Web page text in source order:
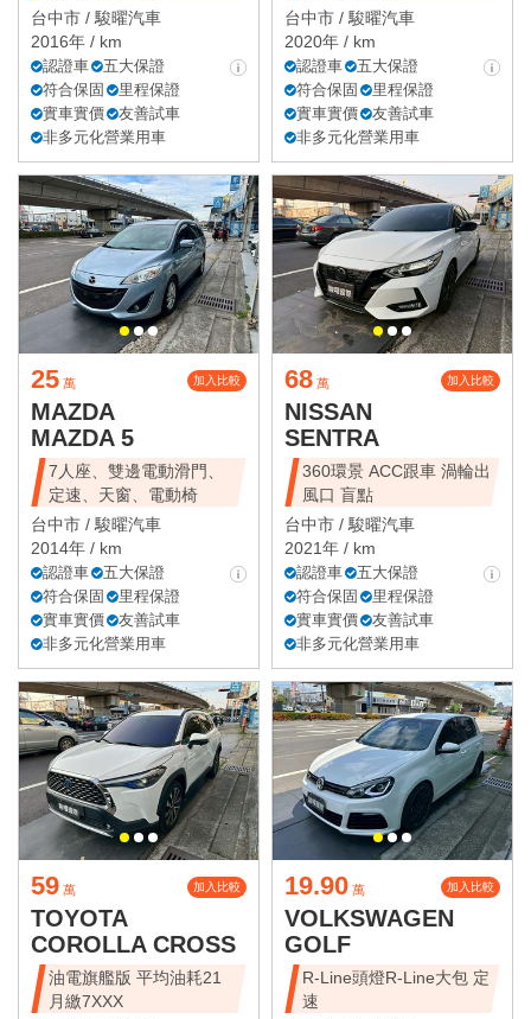
台中市 /駿曜汽車
2016年 / km
認證車
五大保證
符合保固
里程保證
實車實價
友善試車
非多元化營業用車
台中市 /駿曜汽車
2020年 / km
認證車
五大保證
符合保固
里程保證
實車實價
友善試車
非多元化營業用車
25 萬 加入比較
MAZDA
MAZDA 5
7人座、雙邊電動滑門、
定速、天窗、電動椅
台中市 /駿曜汽車
2014年 / km
認證車
五大保證
符合保固
里程保證
實車實價
友善試車
非多元化營業用車
68 萬 加入比較
NISSAN
SENTRA
360環景 ACC跟車 渦輪出
風口 盲點
台中市 /駿曜汽車
2021年 / km
認證車
五大保證
符合保固
里程保證
實車實價
友善試車
非多元化營業用車
59 萬 加入比較
TOYOTA
COROLLA CROSS
油電旗艦版 平均油耗21
月繳7XXX
19.90 萬 加入比較
VOLKSWAGEN
GOLF
R-Line頭燈R-Line大包 定
速